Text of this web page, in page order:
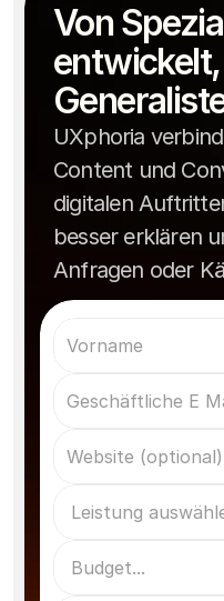
Wie lange dauert die
Praxiswebsite
Wochen.
Von
UXphoria
Content und
digitalen
besser erklären
Anfragen oder